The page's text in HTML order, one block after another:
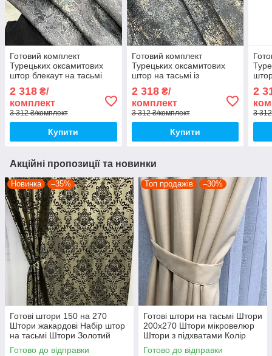
Готовий комплект
Турецьких оксамитових
штор блекаут на тасьмі
Розмір 200на270см Колір
графіт
2 318 ₴/
комплект
3 312 ₴/комплект
Купити
Готовий комплект
Турецьких оксамитових
штор на тасьмі із
підхватами Розмір
200на270см Колір графіт
2 318₴/
комплект
3 312 ₴/комплект
Купити
2
3
Акційні пропозиції та новинки
Новинка –35%
Готові штори 150 на 270
Штори жакардові Набір штор
на тасьмі Штори Золотий
Готово до відправки
Топ продажів –30%
Готові штори на тасьмі Штори
200х270 Штори мікровелюр
Штори з підхватами Колір
кремовий
Готово до відправки